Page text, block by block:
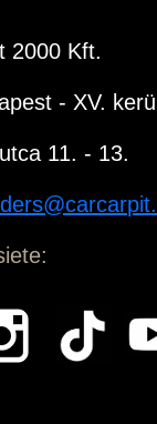
2000 Kft.
- XV.
11. - 13.